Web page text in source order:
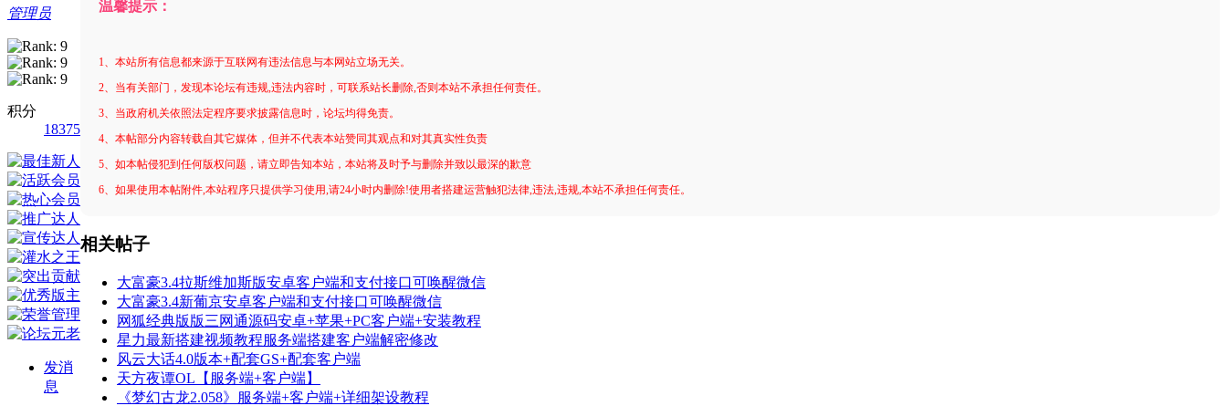
管理员
积分
18375
发消
息
温馨提示：
1、本站所有信息都来源于互联网有违法信息与本网站立场无关。
2、当有关部门，发现本论坛有违规,违法内容时，可联系站长删除,否则本站不承担任何责任。
3、当政府机关依照法定程序要求披露信息时，论坛均得免责。
4、本帖部分内容转载自其它媒体，但并不代表本站赞同其观点和对其真实性负责
5、如本帖侵犯到任何版权问题，请立即告知本站，本站将及时予与删除并致以最深的歉意
6、如果使用本帖附件,本站程序只提供学习使用,请24小时内删除!使用者搭建运营触犯法律,违法,违规,本站不承担任何责任。
相关帖子
大富豪3.4拉斯维加斯版安卓客户端和支付接口可唤醒微信
大富豪3.4新葡京安卓客户端和支付接口可唤醒微信
网狐经典版版三网通源码安卓+苹果+PC客户端+安装教程
星力最新搭建视频教程服务端搭建客户端解密修改
风云大话4.0版本+配套GS+配套客户端
天方夜谭OL【服务端+客户端】
《梦幻古龙2.058》服务端+客户端+详细架设教程